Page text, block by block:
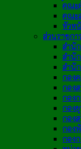
คณะ
คณะ
หัวห
ส่วนราชกา
สำนั
สำนั
สำนั
กอง
กอง
กอง
กอง
กอง
กอง
กอง